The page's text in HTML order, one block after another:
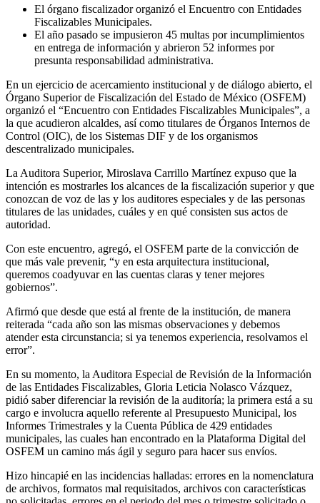
El órgano fiscalizador organizó el Encuentro con Entidades
Fiscalizables Municipales.
El año pasado se impusieron 45 multas por incumplimientos
en entrega de información y abrieron 52 informes por
presunta responsabilidad administrativa.
En un ejercicio de acercamiento institucional y de diálogo abierto, el
Órgano Superior de Fiscalización del Estado de México (OSFEM)
organizó el “Encuentro con Entidades Fiscalizables Municipales”, a
la que acudieron alcaldes, así como titulares de Órganos Internos de
Control (OIC), de los Sistemas DIF y de los organismos
descentralizado municipales.
La Auditora Superior, Miroslava Carrillo Martínez expuso que la
intención es mostrarles los alcances de la fiscalización superior y que
conozcan de voz de las y los auditores especiales y de las personas
titulares de las unidades, cuáles y en qué consisten sus actos de
autoridad.
Con este encuentro, agregó, el OSFEM parte de la convicción de
que más vale prevenir, “y en esta arquitectura institucional,
queremos coadyuvar en las cuentas claras y tener mejores
gobiernos”.
Afirmó que desde que está al frente de la institución, de manera
reiterada “cada año son las mismas observaciones y debemos
atender esta circunstancia; si ya tenemos experiencia, resolvamos el
error”.
En su momento, la Auditora Especial de Revisión de la Información
de las Entidades Fiscalizables, Gloria Leticia Nolasco Vázquez,
pidió saber diferenciar la revisión de la auditoría; la primera está a su
cargo e involucra aquello referente al Presupuesto Municipal, los
Informes Trimestrales y la Cuenta Pública de 429 entidades
municipales, las cuales han encontrado en la Plataforma Digital del
OSFEM un camino más ágil y seguro para hacer sus envíos.
Hizo hincapié en las incidencias halladas: errores en la nomenclatura
de archivos, formatos mal requisitados, archivos con características